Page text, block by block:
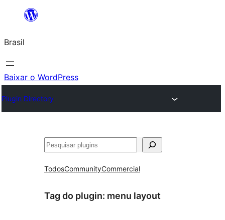
o
conteúdo
Brasil
Baixar o WordPress
Plugin Directory
Pesquisar
TodosCommunityCommercial
Tag do plugin: menu layout